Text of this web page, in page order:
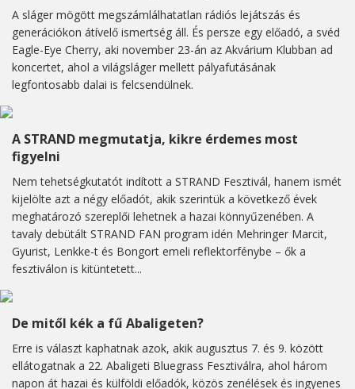
A sláger mögött megszámlálhatatlan rádiós lejátszás és
generációkon átívelő ismertség áll. És persze egy előadó, a svéd
Eagle-Eye Cherry, aki november 23-án az Akvárium Klubban ad
koncertet, ahol a világsláger mellett pályafutásának
legfontosabb dalai is felcsendülnek.
A STRAND megmutatja, kikre érdemes most
figyelni
Nem tehetségkutatót indított a STRAND Fesztivál, hanem ismét
kijelölte azt a négy előadót, akik szerintük a következő évek
meghatározó szereplői lehetnek a hazai könnyűzenében. A
tavaly debütált STRAND FAN program idén Mehringer Marcit,
Gyurist, Lenkke-t és Bongort emeli reflektorfénybe – ők a
fesztiválon is kitüntetett...
De mitől kék a fű Abaligeten?
Erre is választ kaphatnak azok, akik augusztus 7. és 9. között
ellátogatnak a 22. Abaligeti Bluegrass Fesztiválra, ahol három
napon át hazai és külföldi előadók, közös zenélések és ingyenes